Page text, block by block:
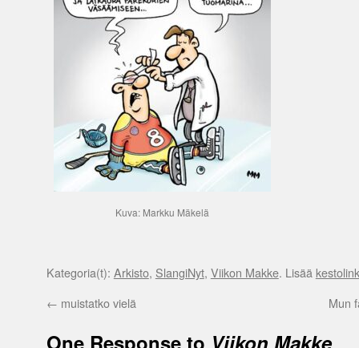
Kuva: Markku Mäkelä
Kategoria(t): Arkisto, SlangiNyt, Viikon Makke. Lisää
← muistatko vielä Mun
One Response to Viikon Makke